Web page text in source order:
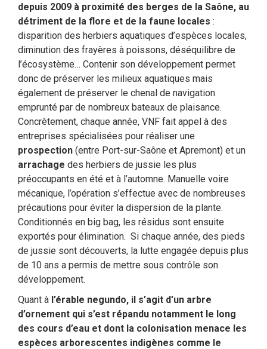
depuis 2009 à proximité des berges de la Saône, au
détriment de la flore et de la faune locales :
disparition des herbiers aquatiques d’espèces locales,
diminution des frayères à poissons, déséquilibre de
l’écosystème… Contenir son développement permet
donc de préserver les milieux aquatiques mais
également de préserver le chenal de navigation
emprunté par de nombreux bateaux de plaisance.
Concrètement, chaque année, VNF fait appel à des
entreprises spécialisées pour réaliser une
prospection (entre Port-sur-Saône et Apremont) et un
arrachage des herbiers de jussie les plus
préoccupants en été et à l’automne. Manuelle voire
mécanique, l’opération s’effectue avec de nombreuses
précautions pour éviter la dispersion de la plante.
Conditionnés en big bag, les résidus sont ensuite
exportés pour élimination. Si chaque année, des pieds
de jussie sont découverts, la lutte engagée depuis plus
de 10 ans a permis de mettre sous contrôle son
développement.
Quant à l’érable negundo, il s’agit d’un arbre
d’ornement qui s’est répandu notamment le long
des cours d’eau et dont la colonisation menace les
espèces arborescentes indigènes comme le